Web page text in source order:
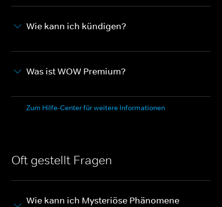
Wie kann ich kündigen?
Was ist WOW Premium?
Zum Hilfe-Center für weitere Informationen
Oft gestellt Fragen
Wie kann ich Mysteriöse Phänomene -